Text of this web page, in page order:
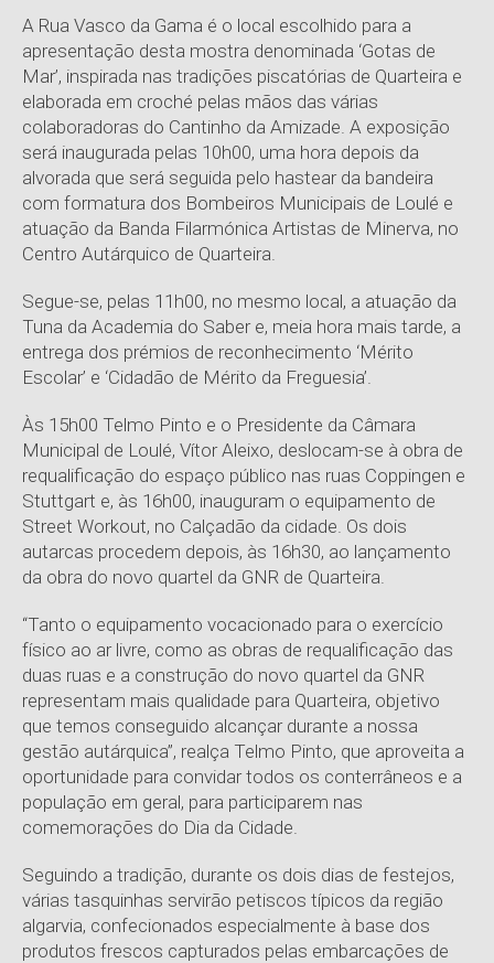
A Rua Vasco da Gama é o local escolhido para a
apresentação desta mostra denominada ‘Gotas de
Mar’, inspirada nas tradições piscatórias de Quarteira e
elaborada em croché pelas mãos das várias
colaboradoras do Cantinho da Amizade. A exposição
será inaugurada pelas 10h00, uma hora depois da
alvorada que será seguida pelo hastear da bandeira
com formatura dos Bombeiros Municipais de Loulé e
atuação da Banda Filarmónica Artistas de Minerva, no
Centro Autárquico de Quarteira.
Segue-se, pelas 11h00, no mesmo local, a atuação da
Tuna da Academia do Saber e, meia hora mais tarde, a
entrega dos prémios de reconhecimento ‘Mérito
Escolar’ e ‘Cidadão de Mérito da Freguesia’.
Às 15h00 Telmo Pinto e o Presidente da Câmara
Municipal de Loulé, Vítor Aleixo, deslocam-se à obra de
requalificação do espaço público nas ruas Coppingen e
Stuttgart e, às 16h00, inauguram o equipamento de
Street Workout, no Calçadão da cidade. Os dois
autarcas procedem depois, às 16h30, ao lançamento
da obra do novo quartel da GNR de Quarteira.
“Tanto o equipamento vocacionado para o exercício
físico ao ar livre, como as obras de requalificação das
duas ruas e a construção do novo quartel da GNR
representam mais qualidade para Quarteira, objetivo
que temos conseguido alcançar durante a nossa
gestão autárquica”, realça Telmo Pinto, que aproveita a
oportunidade para convidar todos os conterrâneos e a
população em geral, para participarem nas
comemorações do Dia da Cidade.
Seguindo a tradição, durante os dois dias de festejos,
várias tasquinhas servirão petiscos típicos da região
algarvia, confecionados especialmente à base dos
produtos frescos capturados pelas embarcações de